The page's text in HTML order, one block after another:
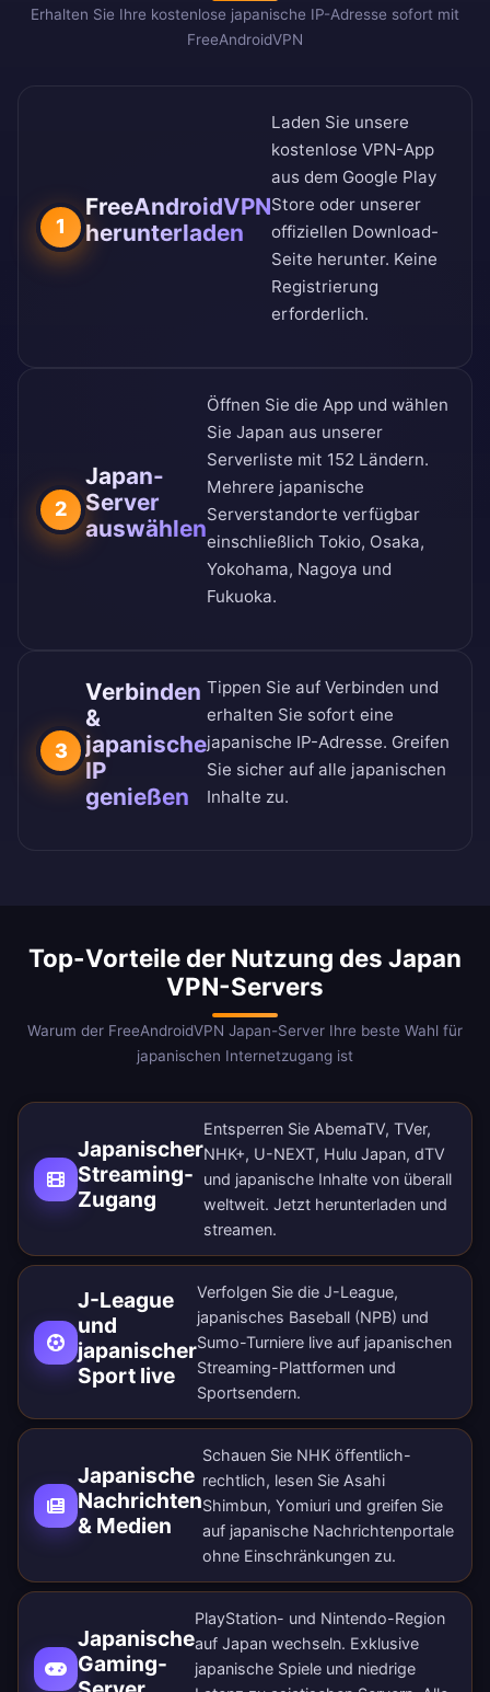
Erhalten Sie Ihre kostenlose japanische IP-Adresse sofort mit
FreeAndroidVPN
1
FreeAndroidVPN
herunterladen
Laden Sie unsere
kostenlose VPN-App
aus dem Google Play
Store oder unserer
offiziellen Download-
Seite herunter. Keine
Registrierung
erforderlich.
2
Japan-
Server
auswählen
Öffnen Sie die App und wählen
Sie Japan aus unserer
Serverliste mit 152 Ländern.
Mehrere japanische
Serverstandorte verfügbar
einschließlich Tokio, Osaka,
Yokohama, Nagoya und
Fukuoka.
3
Verbinden
&
japanische
IP
genießen
Tippen Sie auf Verbinden und
erhalten Sie sofort eine
japanische IP-Adresse. Greifen
Sie sicher auf alle japanischen
Inhalte zu.
Top-Vorteile der Nutzung des Japan
VPN-Servers
Warum der FreeAndroidVPN Japan-Server Ihre beste Wahl für
japanischen Internetzugang ist
Japanischer
Streaming-
Zugang
Entsperren Sie AbemaTV, TVer,
NHK+, U-NEXT, Hulu Japan, dTV
und japanische Inhalte von überall
weltweit. Jetzt herunterladen und
streamen.
J-League
und
japanischer
Sport live
Verfolgen Sie die J-League,
japanisches Baseball (NPB) und
Sumo-Turniere live auf japanischen
Streaming-Plattformen und
Sportsendern.
Japanische
Nachrichten
& Medien
Schauen Sie NHK öffentlich-
rechtlich, lesen Sie Asahi
Shimbun, Yomiuri und greifen Sie
auf japanische Nachrichtenportale
ohne Einschränkungen zu.
Japanische
Gaming-
PlayStation- und Nintendo-Region
auf Japan wechseln. Exklusive
japanische Spiele und niedrige